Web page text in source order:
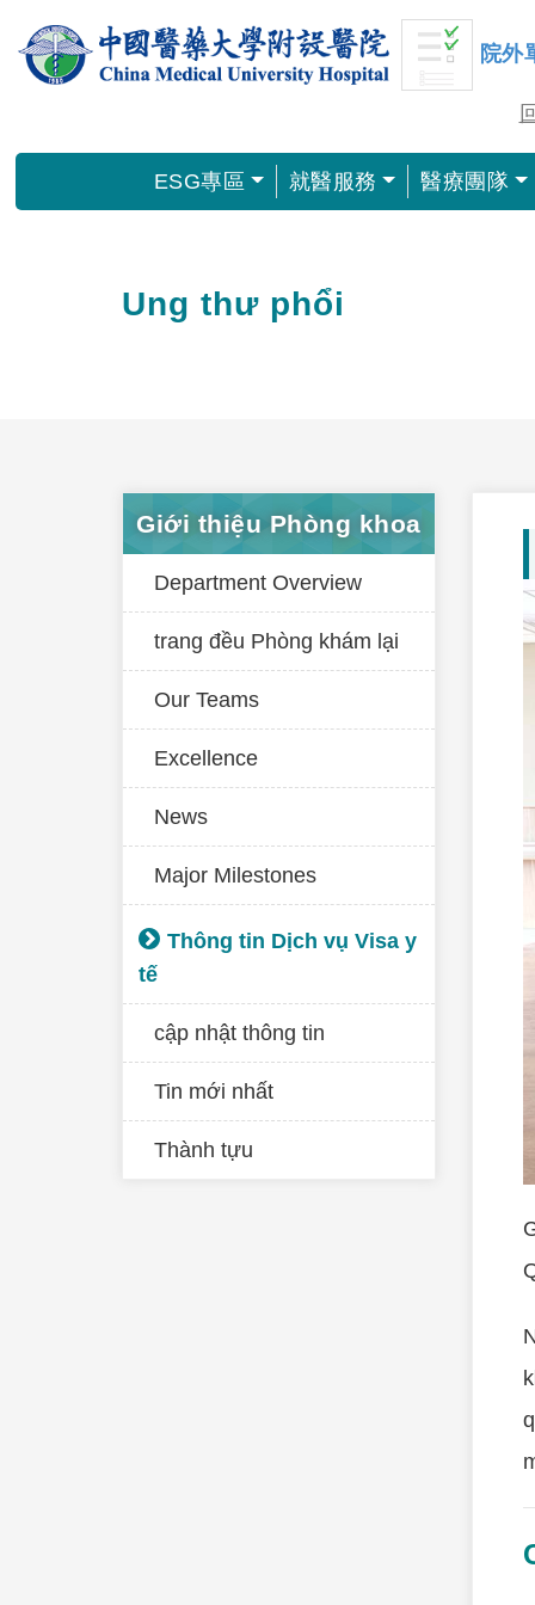
院外
ESG專區 就醫服務 醫療團隊
Ung thư phổi
Giới thiệu Phòng khoa
Department Overview
trang đều Phòng khám lại
Our Teams
Excellence
News
Major Milestones
Thông tin Dịch vụ Visa y
tế
cập nhật thông tin
Tin mới nhất
Thành tựu